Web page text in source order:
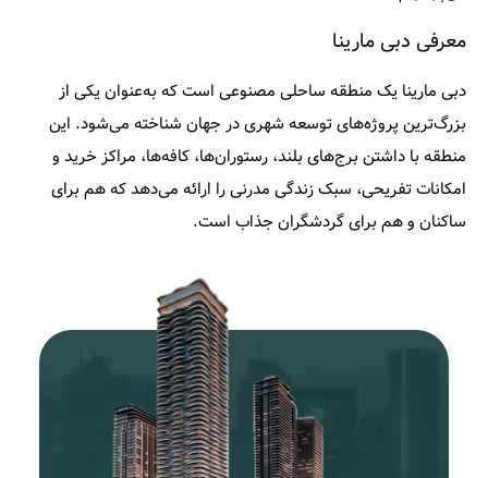
معرفی دبی مارینا
دبی مارینا یک منطقه ساحلی مصنوعی است که به‌عنوان یکی از
بزرگ‌ترین پروژه‌های توسعه شهری در جهان شناخته می‌شود. این
منطقه با داشتن برج‌های بلند، رستوران‌ها، کافه‌ها، مراکز خرید و
امکانات تفریحی، سبک زندگی مدرنی را ارائه می‌دهد که هم برای
ساکنان و هم برای گردشگران جذاب است.​